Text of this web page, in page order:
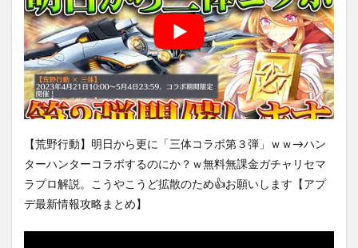
【荒野行動】明日から更に「三体コラボ第３弾」ｗｗ→ハン
ターハンターコラボするのにか？ｗ無料無課金ガチャリセマ
ラプロ解説。こうやこうど拡散のため👍お願いします【アプ
デ最新情報攻略まとめ】